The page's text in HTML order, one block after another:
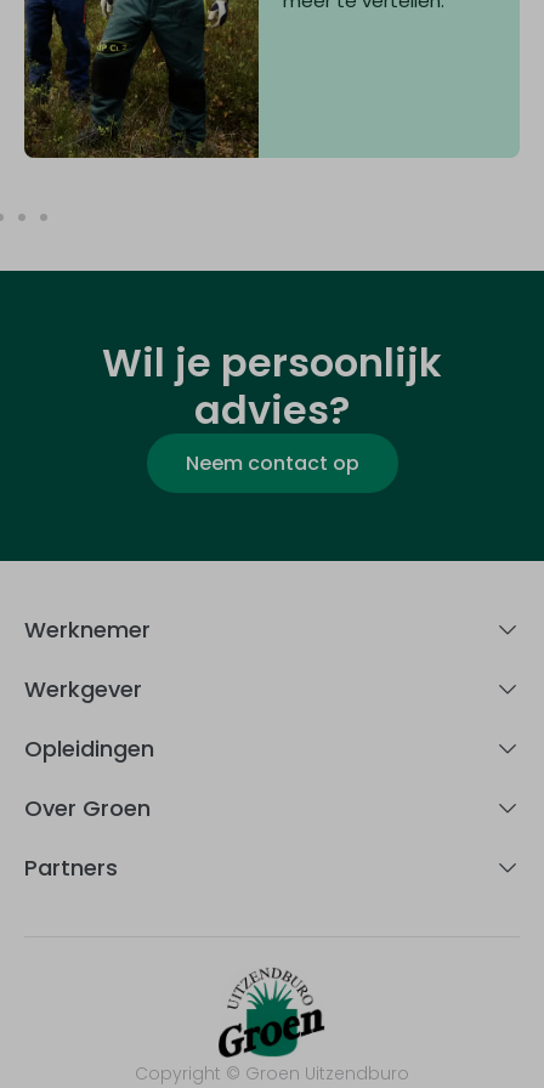
Wil je persoonlijk
advies?
Neem contact op
Werknemer
Werkgever
Opleidingen
Over Groen
Partners
Copyright © Groen Uitzendburo